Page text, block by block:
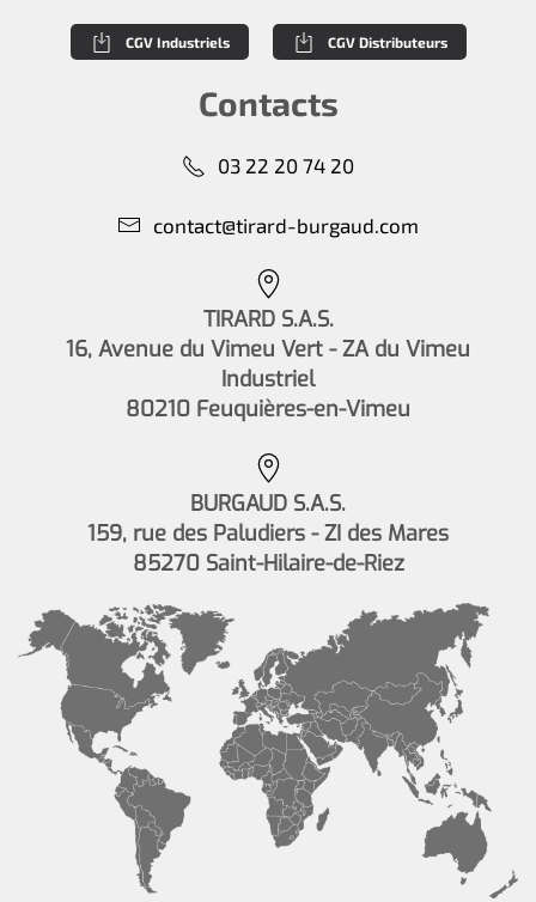
CGV Industriels CGV Distributeurs
Contacts
03 22 20 74 20
contact@tirard-burgaud.com
TIRARD S.A.S.
16, Avenue du Vimeu Vert - ZA du Vimeu
Industriel
80210 Feuquières-en-Vimeu
BURGAUD S.A.S.
159, rue des Paludiers - ZI des Mares
85270 Saint-Hilaire-de-Riez